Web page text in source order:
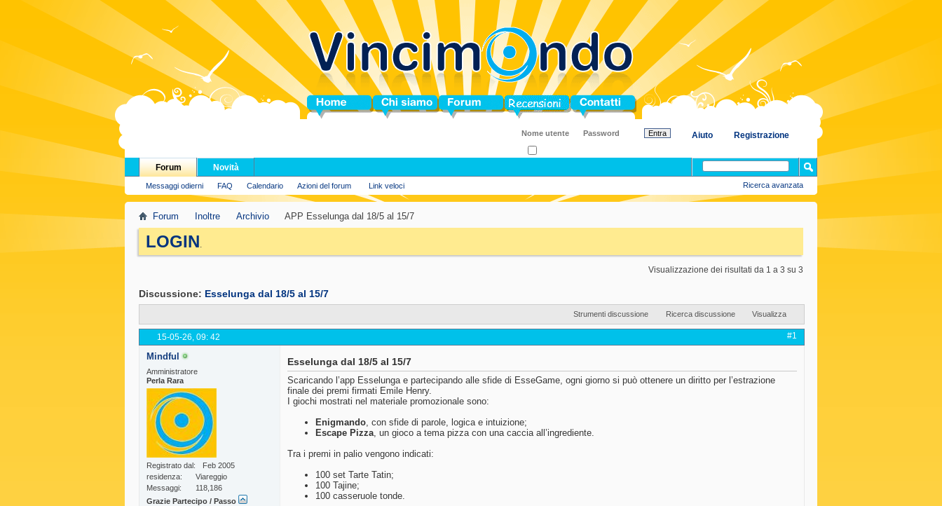
Home Chi siamo Forum Blog Contatti
Registrazione
Aiuto
Forum
Messaggi odierni FAQ Calendario Azioni del forum Link veloci
Novità
Ricerca avanzata
Forum Inoltre Archivio APP Esselunga dal 18/5 al 15/7
LOGIN.
Visualizzazione dei risultati da 1 a 3 su 3
Discussione: Esselunga dal 18/5 al 15/7
Strumenti discussione Ricerca discussione Visualizza
15-05-26, 09: 42 #1
Mindful
Amministratore
Perla Rara
Registrato dal
Feb 2005
residenza
Viareggio
Messaggi
118,186
Grazie Partecipo / Passo
Esselunga dal 18/5 al 15/7
Scaricando l’app Esselunga e partecipando alle sfide di EsseGame, ogni giorno si può ottenere un diritto per l’estrazione
finale dei premi firmati Emile Henry.
I giochi mostrati nel materiale promozionale sono:
Enigmando, con sfide di parole, logica e intuizione;
Escape Pizza, un gioco a tema pizza con una caccia all’ingrediente.
Tra i premi in palio vengono indicati:
100 set Tarte Tatin;
100 Tajine;
100 casseruole tonde.